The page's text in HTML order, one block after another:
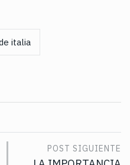
italia
POST SIGUIENTE